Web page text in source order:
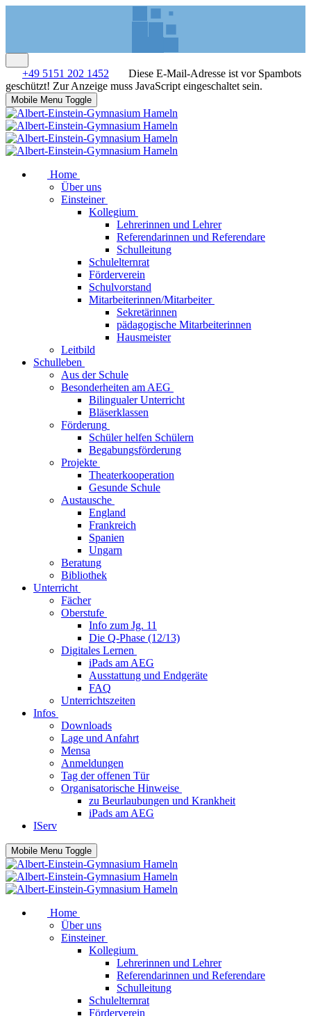
+49 5151 202 1452
Diese E-Mail-Adresse ist vor Spambots
geschützt! Zur Anzeige muss JavaScript eingeschaltet sein.
Mobile Menu Toggle
Home
Über uns
Einsteiner
Kollegium
Lehrerinnen und Lehrer
Referendarinnen und Referendare
Schulleitung
Schulelternrat
Förderverein
Schulvorstand
Mitarbeiterinnen/Mitarbeiter
Sekretärinnen
pädagogische Mitarbeiterinnen
Hausmeister
Leitbild
Schulleben
Aus der Schule
Besonderheiten am AEG
Bilingualer Unterricht
Bläserklassen
Förderung
Schüler helfen Schülern
Begabungsförderung
Projekte
Theaterkooperation
Gesunde Schule
Austausche
England
Frankreich
Spanien
Ungarn
Beratung
Bibliothek
Unterricht
Fächer
Oberstufe
Info zum Jg. 11
Die Q-Phase (12/13)
Digitales Lernen
iPads am AEG
Ausstattung und Endgeräte
FAQ
Unterrichtszeiten
Infos
Downloads
Lage und Anfahrt
Mensa
Anmeldungen
Tag der offenen Tür
Organisatorische Hinweise
zu Beurlaubungen und Krankheit
iPads am AEG
IServ
Mobile Menu Toggle
Home
Über uns
Einsteiner
Kollegium
Lehrerinnen und Lehrer
Referendarinnen und Referendare
Schulleitung
Schulelternrat
Förderverein